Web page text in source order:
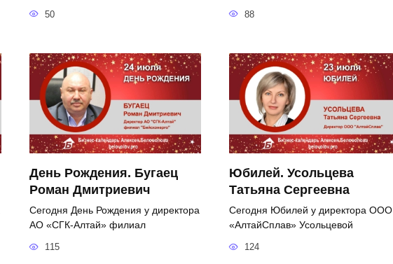
50 88
День Рождения. Бугаец
Роман Дмитриевич
Сегодня День Рождения у директора
АО «СГК-Алтай» филиал
115
Юбилей. Усольцева
Татьяна Сергеевна
Сегодня Юбилей у директора ООО
«АлтайСплав» Усольцевой
124